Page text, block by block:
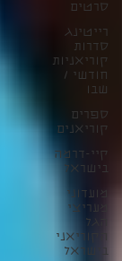
סרטים
רייטינג
סדרות
קוריאניות
חודשי /
שבו
ספרים
קוריאנים
קיי-דרמה
בישראל
מועדוני
מעריצי
הגל
הקוריאני
בישראל